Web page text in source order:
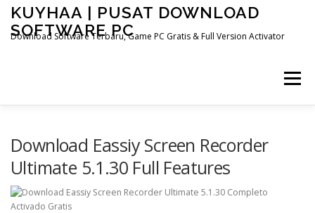
Skip
content
KUYHAA | PUSAT DOWNLOAD
SOFTWARE PC
Download Software Terbaru, Game PC Gratis & Full Version Activator
Menu
Download Eassiy Screen Recorder
Ultimate 5.1.30 Full Features